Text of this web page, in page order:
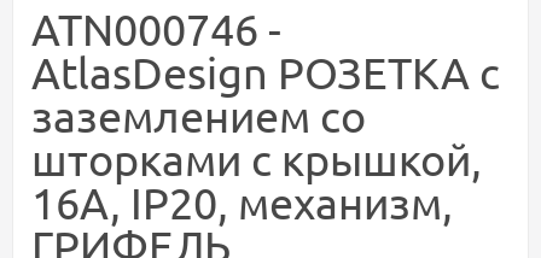
ATN000746 -
AtlasDesign РОЗЕТКА с
заземлением со
шторками с крышкой,
16А, IP20, механизм,
ГРИФЕЛЬ